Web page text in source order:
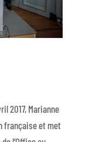
2017, Marianne
françaiseet met